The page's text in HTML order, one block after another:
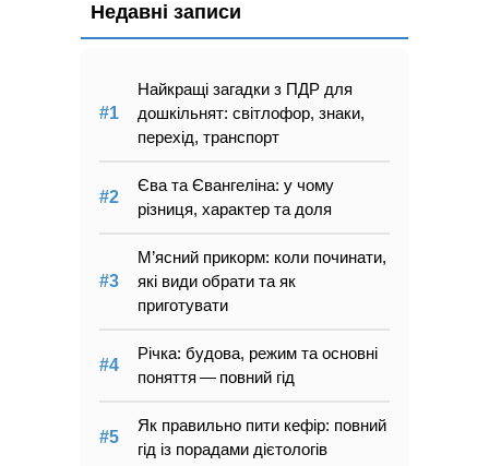
Недавні записи
Найкращі загадки з ПДР для
дошкільнят: світлофор, знаки,
перехід, транспорт
Єва та Євангеліна: у чому
різниця, характер та доля
М’ясний прикорм: коли починати,
які види обрати та як
приготувати
Річка: будова, режим та основні
поняття — повний гід
Як правильно пити кефір: повний
гід із порадами дієтологів